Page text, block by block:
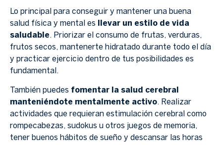
Lo principal para conseguir y mantener una buena
salud física y mental es
llevar un estilo de vida
saludable. Priorizar el consumo de frutas, verduras,
frutos secos, mantenerte hidratado durante todo el día
y practicar ejercicio dentro de tus posibilidades es
fundamental.
También puedes fomentar la salud cerebral
manteniéndote mentalmente activo. Realizar
actividades que requieran estimulación cerebral como
rompecabezas, sudokus u otros juegos de memoria,
tener buenos hábitos de sueño y descansar las horas